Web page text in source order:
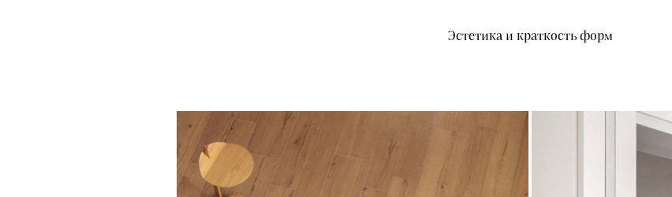
Эстетика и краткость форм